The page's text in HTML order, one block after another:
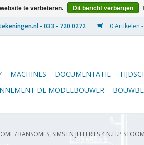
0 Artikelen
MACHINES DOCUMENTATIE
DE MODELBOUWER
/ RANSOMES, SIMS EN JEFFERIES 4 N.H.P
te verbeteren. Dit bericht verbergen